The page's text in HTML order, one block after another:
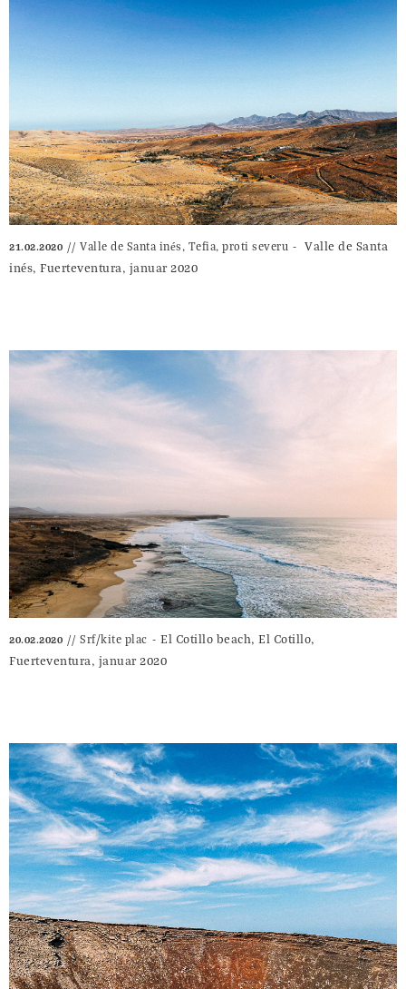
21.02.2020 Valle de Santa inés, Tefia, proti severu
Valle de Santa
inés, Fuerteventura, januar 2020
20.02.2020 Srf/kite plac
El Cotillo beach, El Cotillo,
Fuerteventura, januar 2020